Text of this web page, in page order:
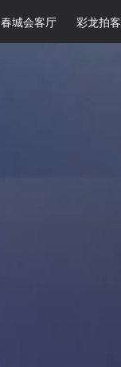
春城会客厅 彩龙拍客